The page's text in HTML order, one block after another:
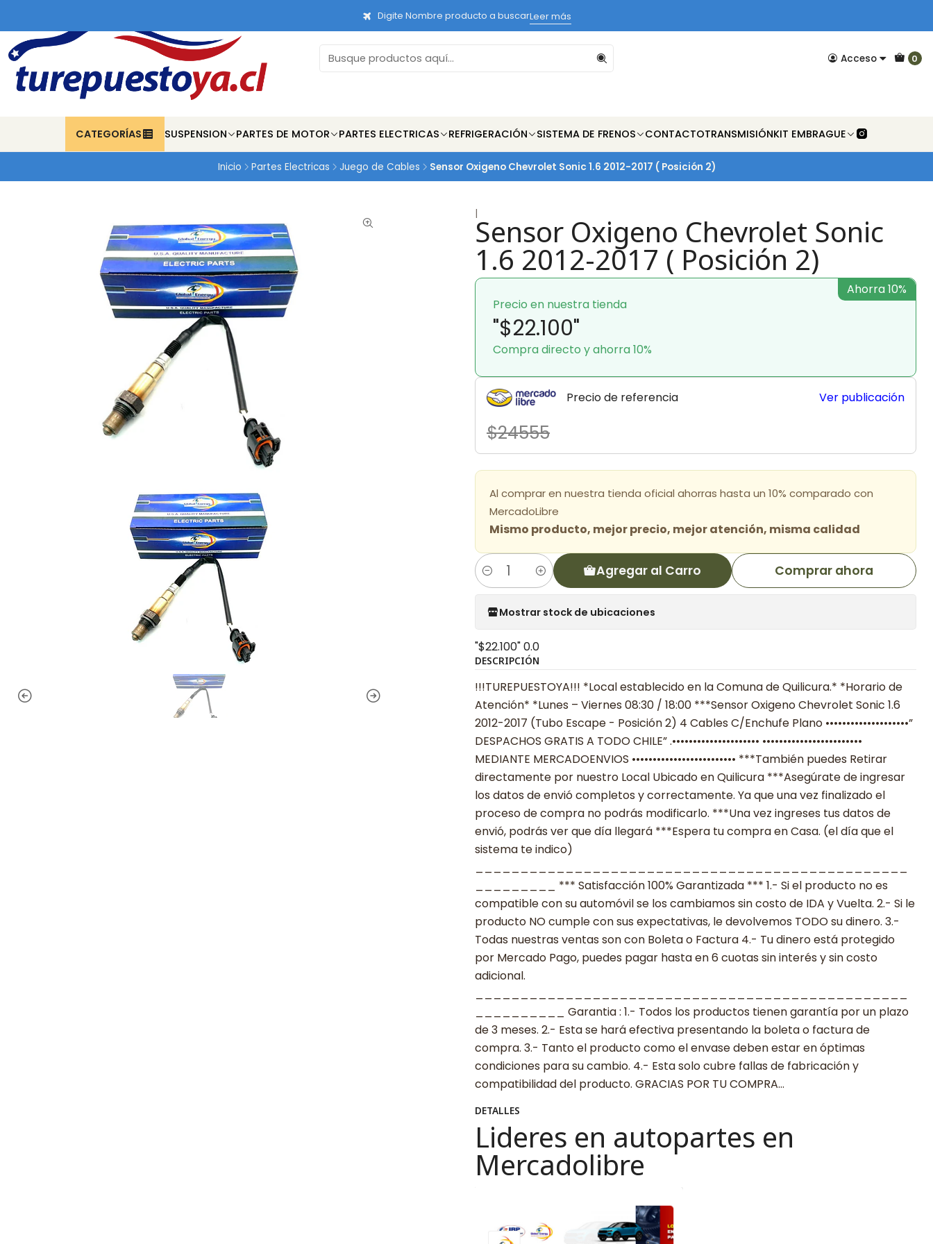
Acceso 0
CATEGORÍAS SUSPENSION PARTES DE MOTOR PARTES ELECTRICAS REFRIGERACIÓN SISTEMA DE FRENOS CONTACTOTRANSMISIÓNKIT EMBRAGUE
Digite Nombre producto a buscarLeer más
Inicio Partes Electricas Juego de Cables Sensor Oxigeno Chevrolet Sonic 1.6 2012-2017 ( Posición 2)
|Sensor Oxigeno Chevrolet Sonic
1.6 2012-2017 ( Posición 2)
Precio en nuestra tienda
"$22.100"
Compra directo y ahorra 10%
Ahorra 10%
Precio de referencia
$24555
Ver publicación
Al comprar en nuestra tienda oficial ahorras hasta un 10% comparado con
MercadoLibre
Mismo producto, mejor precio, mejor atención, misma calidad
Cantidad Agregar al Carro Comprar ahora
Mostrar stock de ubicaciones
"$22.100"0.0
DESCRIPCIÓN
!!!TUREPUESTOYA!!! *Local establecido en la Comuna de Quilicura.* *Horario de
Atención* *Lunes – Viernes 08:30 / 18:00 ***Sensor Oxigeno Chevrolet Sonic 1.6
2012-2017 (Tubo Escape - Posición 2) 4 Cables C/Enchufe Plano ••••••••••••••••••••”
DESPACHOS GRATIS A TODO CHILE” .••••••••••••••••••••• ••••••••••••••••••••••••
MEDIANTE MERCADOENVIOS ••••••••••••••••••••••••• ***También puedes Retirar
directamente por nuestro Local Ubicado en Quilicura ***Asegúrate de ingresar
los datos de envió completos y correctamente. Ya que una vez finalizado el
proceso de compra no podrás modificarlo. ***Una vez ingreses tus datos de
envió, podrás ver que día llegará ***Espera tu compra en Casa. (el día que el
sistema te indico)
_________ *** Satisfacción 100% Garantizada *** 1.- Si el producto no es
compatible con su automóvil se los cambiamos sin costo de IDA y Vuelta. 2.- Si le
producto NO cumple con sus expectativas, le devolvemos TODO su dinero. 3.-
Todas nuestras ventas son con Boleta o Factura 4.- Tu dinero está protegido
por Mercado Pago, puedes pagar hasta en 6 cuotas sin interés y sin costo
adicional.
__________ Garantia : 1.- Todos los productos tienen garantía por un plazo
de 3 meses. 2.- Esta se hará efectiva presentando la boleta o factura de
compra. 3.- Tanto el producto como el envase deben estar en óptimas
condiciones para su cambio. 4.- Esta solo cubre fallas de fabricación y
compatibilidad del producto. GRACIAS POR TU COMPRA…
DETALLES
Lideres en autopartes en
Mercadolibre